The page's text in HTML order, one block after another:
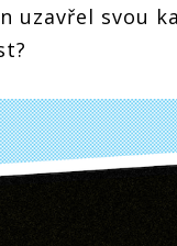
uzavřel svou